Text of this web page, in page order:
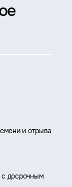
и отрыва
досрочным